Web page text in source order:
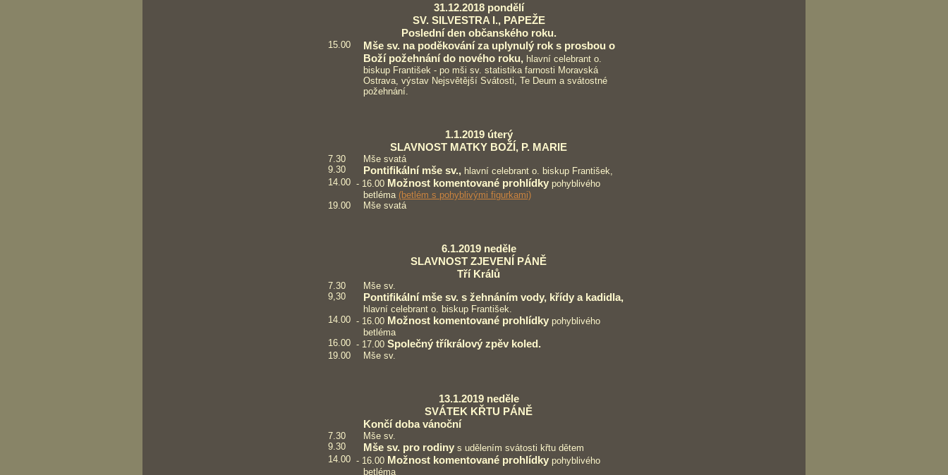
31.12.2018 pondělí
SV. SILVESTRA I., PAPEŽE
Poslední den občanského roku.
15.00
Mše sv. na poděkování za uplynulý rok s prosbou o
Boží požehnání do nového roku, hlavní celebrant o.
biskup František - po mši sv. statistika farnosti Moravská
Ostrava, výstav Nejsvětější Svátosti, Te Deum a svátostné
požehnání.
1.1.2019 úterý
SLAVNOST MATKY BOŽÍ, P. MARIE
7.30
Mše svatá
9.30
Pontifikální mše sv., hlavní celebrant o. biskup František,
14.00 - 16.00 Možnost komentované prohlídky pohyblivého
betléma (betlém s pohyblivými figurkami)
19.00
Mše svatá
6.1.2019 neděle
SLAVNOST ZJEVENÍ PÁNĚ
Tří Králů
7.30
Mše sv.
9,30
Pontifikální mše sv. s žehnáním vody, křídy a kadidla,
hlavní celebrant o. biskup František.
14.00 - 16.00 Možnost komentované prohlídky pohyblivého
betléma
16.00 - 17.00 Společný tříkrálový zpěv koled.
19.00 Mše sv.
13.1.2019 neděle
SVÁTEK KŘTU PÁNĚ
Končí doba vánoční
7.30
Mše sv.
9.30
Mše sv. pro rodiny s udělením svátosti křtu dětem
14.00 - 16.00 Možnost komentované prohlídky pohyblivého
betléma